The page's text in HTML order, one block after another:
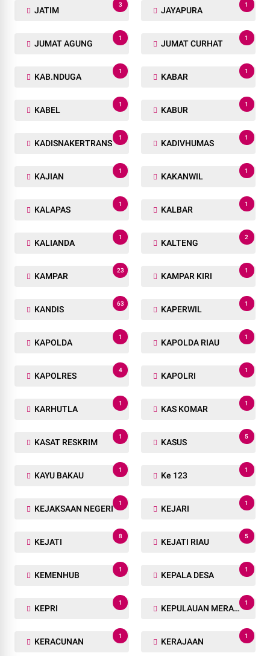
JATIM
3
JAYAPURA
1
JUMAT AGUNG
1
JUMAT CURHAT
1
KAB.NDUGA
1
KABAR
1
KABEL
1
KABUR
1
KADISNAKERTRANS
1
KADIVHUMAS
1
KAJIAN
1
KAKANWIL
1
KALAPAS
1
KALBAR
1
KALIANDA
1
KALTENG
2
KAMPAR
23
KAMPAR KIRI
1
KANDIS
63
KAPERWIL
1
KAPOLDA
1
KAPOLDA RIAU
1
KAPOLRES
4
KAPOLRI
1
KARHUTLA
1
KAS KOMAR
1
KASAT RESKRIM
1
KASUS
5
KAYU BAKAU
1
Ke 123
1
KEJAKSAAN NEGERI
1
KEJARI
1
KEJATI
8
KEJATI RIAU
5
KEMENHUB
1
KEPALA DESA
1
KEPRI
1
KEPULAUAN MERANTI
1
KERACUNAN
1
KERAJAAN
1